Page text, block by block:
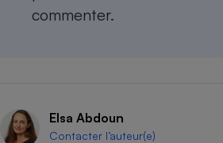
commenter.
Elsa Abdoun
Contacter l’auteur(e)